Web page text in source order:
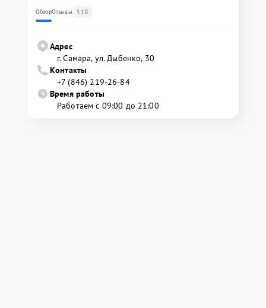
ОбзорОтзывы 318
Адрес
г. Самара, ул. Дыбенко, 30
Контакты
+7 (846) 219-26-84
Время работы
Работаем с 09:00 до 21:00